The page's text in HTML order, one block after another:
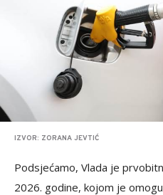
IZVOR: ZORANA JEVTIĆ
Podsjećamo, Vlada je
2026. godine, kojom je